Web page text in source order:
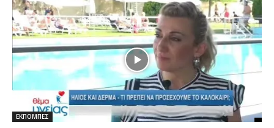
ΕΚΠΟΜΠΕΣ